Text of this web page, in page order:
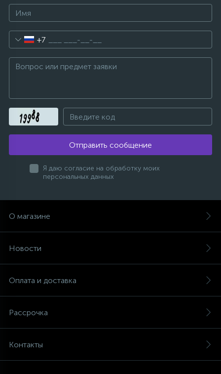
+7
Отправить сообщение
Я даю согласие на обработку моих
персональных данных
О магазине
Новости
Оплата и доставка
Рассрочка
Контакты